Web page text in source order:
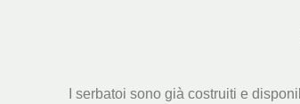
I serbatoi sono già costruiti e